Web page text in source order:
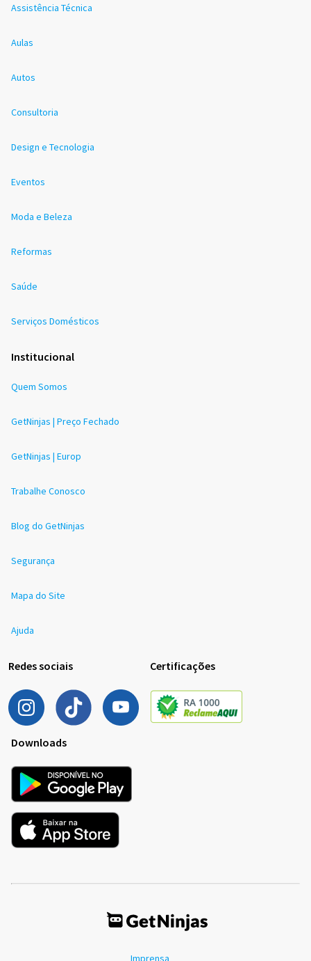
Assistência Técnica
Aulas
Autos
Consultoria
Design e Tecnologia
Eventos
Moda e Beleza
Reformas
Saúde
Serviços Domésticos
Institucional
Quem Somos
GetNinjas | Preço Fechado
GetNinjas | Europ
Trabalhe Conosco
Blog do GetNinjas
Segurança
Mapa do Site
Ajuda
Redes sociais Certificações
Downloads
Imprensa